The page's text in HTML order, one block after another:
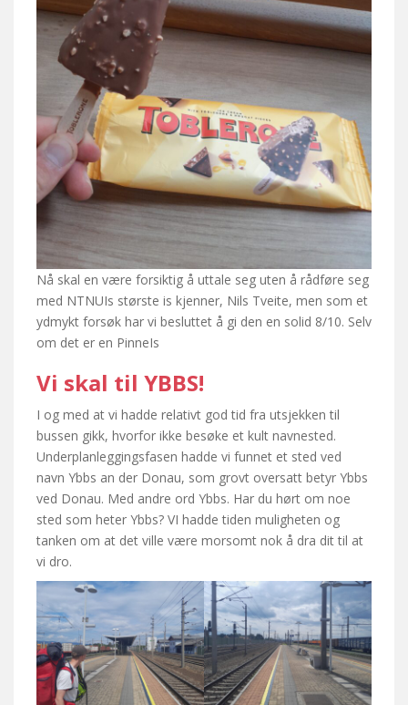
Nå skal en være forsiktig å uttale seg uten å rådføre seg
med NTNUIs største is kjenner, Nils Tveite, men som et
ydmykt forsøk har vi besluttet å gi den en solid 8/10. Selv
om det er en PinneIs
Vi skal til YBBS!
I og med at vi hadde relativt god tid fra utsjekken til
bussen gikk, hvorfor ikke besøke et kult navnested.
Underplanleggingsfasen hadde vi funnet et sted ved
navn Ybbs an der Donau, som grovt oversatt betyr Ybbs
ved Donau. Med andre ord Ybbs. Har du hørt om noe
sted som heter Ybbs? VI hadde tiden muligheten og
tanken om at det ville være morsomt nok å dra dit til at
vi dro.